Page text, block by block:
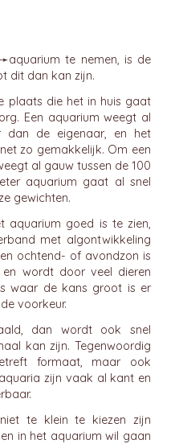
aquarium te nemen, is de
dit dan kan zijn.
plaats die het in huis gaat
Een aquarium weegt al
dan de eigenaar, en het
zo gemakkelijk. Om een
al gauw tussen de 100
aquarium gaat al snel
gewichten.
aquarium goed is te zien,
met algontwikkeling
ochtend- of avondzon is
wordt door veel dieren
waar de kans groot is er
voorkeur.
dan wordt ook snel
kan zijn. Tegenwoordig
formaat, maar ook
zijn vaak al kant en
te klein te kiezen zijn
in het aquarium wil gaan